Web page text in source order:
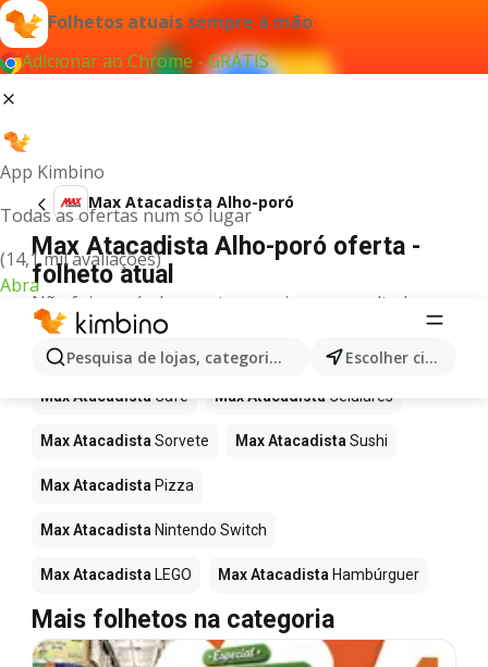
Folhetos atuais sempre à mão
Adicionar ao Chrome - GRÁTIS
App Kimbino
Todas as ofertas num só lugar
(14,1 mil avaliações)
Abra
Pesquisa de lojas, categorias,produtos... Escolher cidade
Max Atacadista Alho-poró
Max Atacadista Alho-poró oferta -
folheto atual
Não foi possível encontrar quaisquer resultados
para este termo.
Mais produtos em Max Atacadista
Max Atacadista Café Max Atacadista Celulares
Max Atacadista Sorvete Max Atacadista Sushi
Max Atacadista Pizza
Max Atacadista Nintendo Switch
Max Atacadista LEGO Max Atacadista Hambúrguer
Mais folhetos na categoria